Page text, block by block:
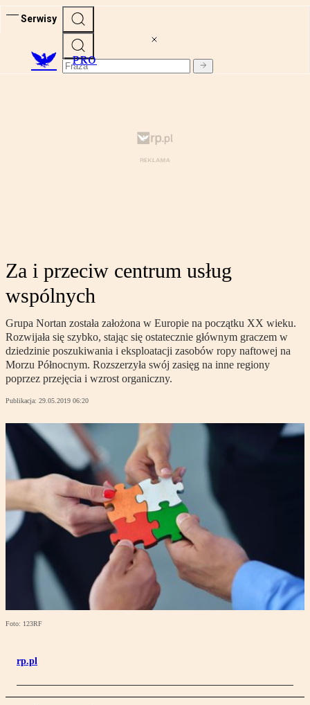
Serwisy
PRO
Za i przeciw centrum usług
wspólnych
Grupa Nortan została założona w Europie na początku XX wieku.
Rozwijała się szybko, stając się ostatecznie głównym graczem w
dziedzinie poszukiwania i eksploatacji zasobów ropy naftowej na
Morzu Północnym. Rozszerzyła swój zasięg na inne regiony
poprzez przejęcia i wzrost organiczny.
Publikacja: 29.05.2019 06:20
Foto: 123RF
rp.pl